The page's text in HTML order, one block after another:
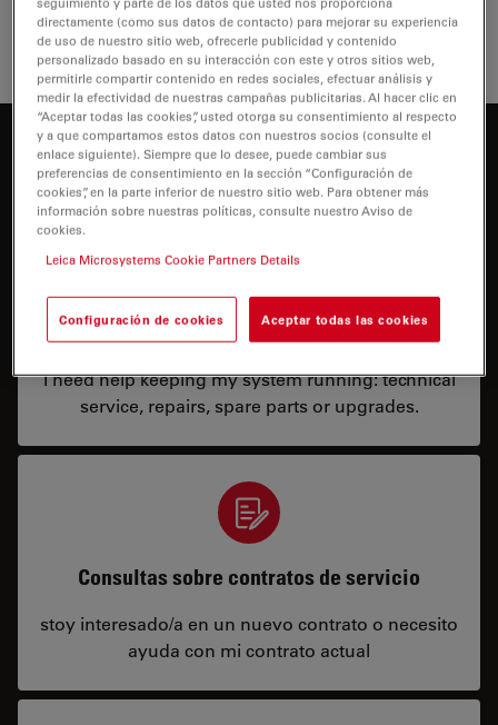
puedan adaptarse a sus necesidades.
¿En qué podemos ayudarle?
Service & Repair
I need help keeping my system running: technical
service, repairs, spare parts or upgrades.
Consultas sobre contratos de servicio
stoy interesado/a en un nuevo contrato o necesito
ayuda con mi contrato actual
directamente (como sus datos de contacto) para mejorar su experiencia
de uso de nuestro sitio web, ofrecerle publicidad y contenido
personalizado basado en su interacción con este y otros sitios web,
permitirle compartir contenido en redes sociales, efectuar análisis y
medir la efectividad de nuestras campañas publicitarias. Al hacer clic en
“Aceptar todas las cookies”, usted otorga su consentimiento al respecto
y a que compartamos estos datos con nuestros socios (consulte el
enlace siguiente). Siempre que lo desee, puede cambiar sus
preferencias de consentimiento en la sección “Configuración de
cookies”, en la parte inferior de nuestro sitio web. Para obtener más
información sobre nuestras políticas, consulte nuestro Aviso de
cookies.
Leica Microsystems Cookie Partners Details
Configuración de cookies Aceptar todas las cookies